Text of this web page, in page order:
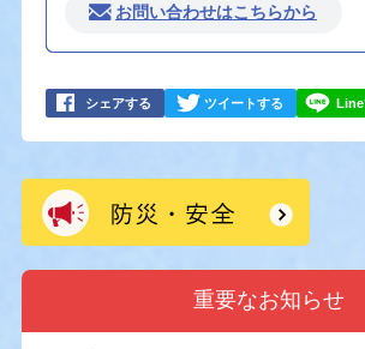
お問い合わせはこちらから
シェアする ツイートする Line
重要なお知らせ